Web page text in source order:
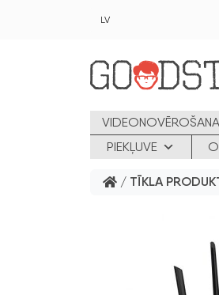
LV
VIDEONOVĒROŠANA
PIEKĻUVE
/ TĪKLA